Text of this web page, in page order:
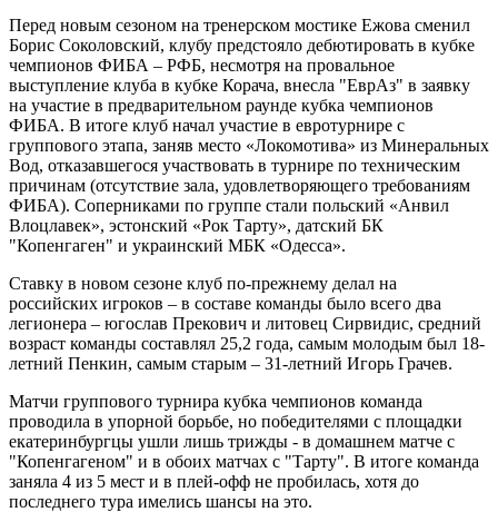
Перед новым сезоном на тренерском мостике Ежова сменил
Борис Соколовский, клубу предстояло дебютировать в кубке
чемпионов ФИБА – РФБ, несмотря на провальное
выступление клуба в кубке Корача, внесла "ЕврАз" в заявку
на участие в предварительном раунде кубка чемпионов
ФИБА. В итоге клуб начал участие в евротурнире с
группового этапа, заняв место «Локомотива» из Минеральных
Вод, отказавшегося участвовать в турнире по техническим
причинам (отсутствие зала, удовлетворяющего требованиям
ФИБА). Соперниками по группе стали польский «Анвил
Влоцлавек», эстонский «Рок Тарту», датский БК
"Копенгаген" и украинский МБК «Одесса».
Ставку в новом сезоне клуб по-прежнему делал на
российских игроков – в составе команды было всего два
легионера – югослав Прекович и литовец Сирвидис, средний
возраст команды составлял 25,2 года, самым молодым был 18-
летний Пенкин, самым старым – 31-летний Игорь Грачев.
Матчи группового турнира кубка чемпионов команда
проводила в упорной борьбе, но победителями с площадки
екатеринбургцы ушли лишь трижды - в домашнем матче с
"Копенгагеном" и в обоих матчах с "Тарту". В итоге команда
заняла 4 из 5 мест и в плей-офф не пробилась, хотя до
последнего тура имелись шансы на это.